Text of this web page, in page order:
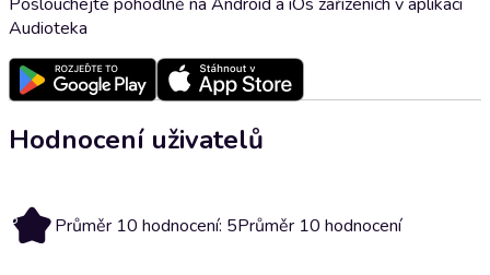
Audioteka
Hodnocení uživatelů
5 Průměr 10 hodnocení: 5Průměr 10 hodnocení